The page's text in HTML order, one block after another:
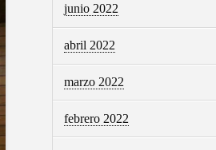
junio 2022
abril 2022
marzo 2022
febrero 2022